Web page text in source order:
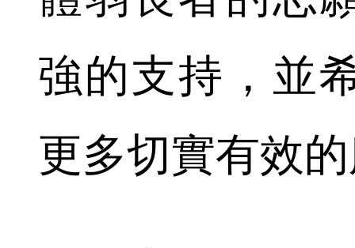
強的支持，並
更多切實有效